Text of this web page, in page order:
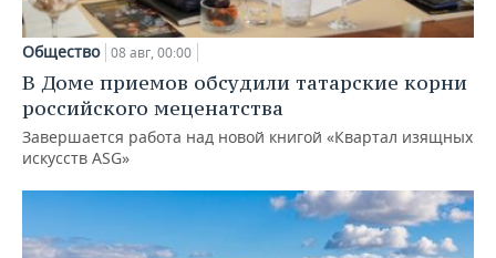
Общество 08 авг, 00:00
В Доме приемов обсудили татарские корни
российского меценатства
Завершается работа над новой книгой «Квартал изящных
искусств ASG»